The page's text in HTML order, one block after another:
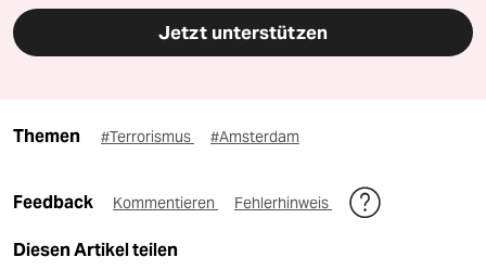
Jetzt unterstützen
Themen #Terrorismus #Amsterdam
Feedback Kommentieren Fehlerhinweis
Diesen Artikel teilen